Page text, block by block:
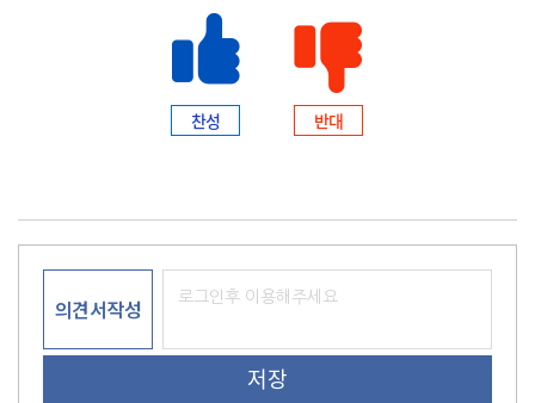
찬성 반대
의견서작성